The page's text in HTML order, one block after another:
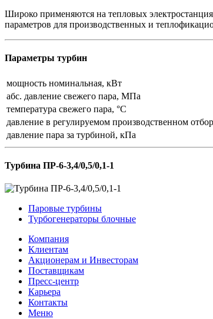
Широко применяются на тепловых
параметров для производственных и
Параметры турбин
мощность номинальная, кВт
абс. давление свежего пара, МПа
температура свежего пара, °С
давление в регулируемом производственном
давление пара за турбиной, кПа
Турбина ПР-6-3,4/0,5/0,1-1
Паровые турбины
Турбогенераторы блочные
Компания
Клиентам
Акционерам и Инвесторам
Поставщикам
Пресс-центр
Карьера
Контакты
Меню